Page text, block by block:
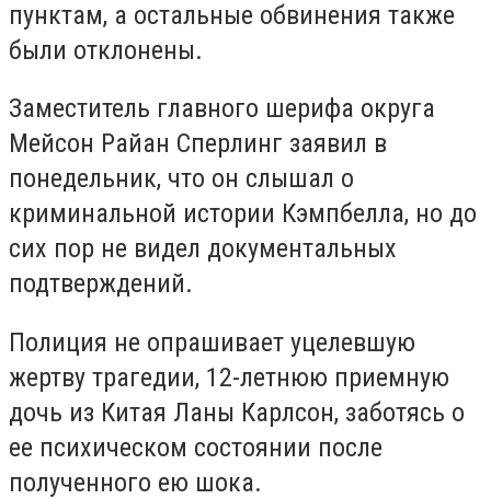
пунктам, а остальные обвинения также
были отклонены.
Заместитель главного шерифа округа
Мейсон Райан Сперлинг заявил в
понедельник, что он слышал о
криминальной истории Кэмпбелла, но до
сих пор не видел документальных
подтверждений.
Полиция не опрашивает уцелевшую
жертву трагедии, 12-летнюю приемную
дочь из Китая Ланы Карлсон, заботясь о
ее психическом состоянии после
полученного ею шока.